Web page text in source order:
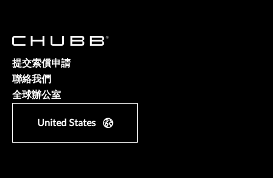
提交索償申請
聯絡我們
全球辦公室
United States